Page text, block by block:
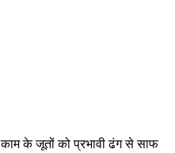
काम के जूतों को प्रभावी ढंग से साफ